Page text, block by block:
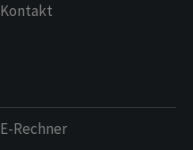
Kontakt
E-Rechner